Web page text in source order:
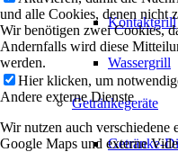
Kontaktgrill
Wassergrill
Getränkegeräte
Getränke-
und alle Cookies, denen nicht
Wir benötigen zwei Cookies,
Andernfalls wird diese
werden.
Hier klicken, um
Andere externe Dienste
Wir nutzen auch verschiedene
Google Maps und externe